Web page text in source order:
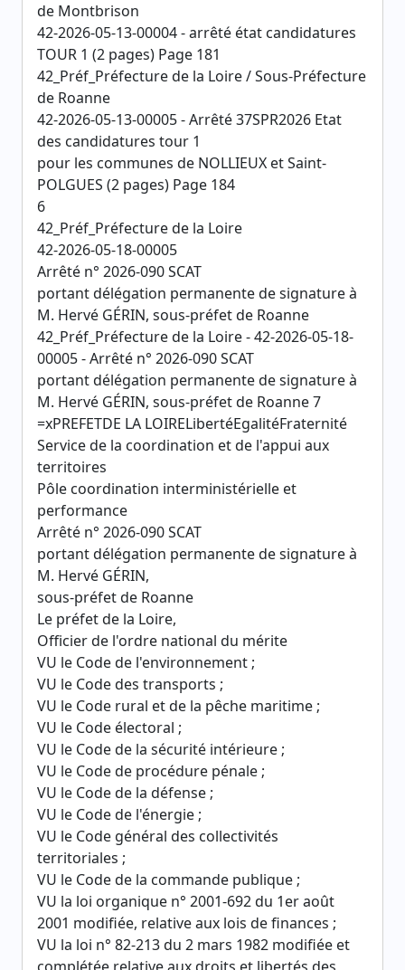
de Montbrison
42-2026-05-13-00004 - arrêté état candidatures
TOUR 1 (2 pages) Page 181
42_Préf_Préfecture de la Loire / Sous-Préfecture
de Roanne
42-2026-05-13-00005 - Arrêté 37SPR2026 Etat
des candidatures tour 1
pour les communes de NOLLIEUX et Saint-
POLGUES (2 pages) Page 184
6
42_Préf_Préfecture de la Loire
42-2026-05-18-00005
Arrêté n° 2026-090 SCAT
portant délégation permanente de signature à
M. Hervé GÉRIN, sous-préfet de Roanne
42_Préf_Préfecture de la Loire - 42-2026-05-18-
00005 - Arrêté n° 2026-090 SCAT
portant délégation permanente de signature à
M. Hervé GÉRIN, sous-préfet de Roanne 7
=xPREFETDE LA LOIRELibertéEgalitéFraternité
Service de la coordination et de l'appui aux
territoires
Pôle coordination interministérielle et
performance
Arrêté n° 2026-090 SCAT
portant délégation permanente de signature à
M. Hervé GÉRIN,
sous-préfet de Roanne
Le préfet de la Loire,
Officier de l'ordre national du mérite
VU le Code de l'environnement ;
VU le Code des transports ;
VU le Code rural et de la pêche maritime ;
VU le Code électoral ;
VU le Code de la sécurité intérieure ;
VU le Code de procédure pénale ;
VU le Code de la défense ;
VU le Code de l'énergie ;
VU le Code général des collectivités
territoriales ;
VU le Code de la commande publique ;
VU la loi organique n° 2001-692 du 1er août
2001 modifiée, relative aux lois de finances ;
VU la loi n° 82-213 du 2 mars 1982 modifiée et